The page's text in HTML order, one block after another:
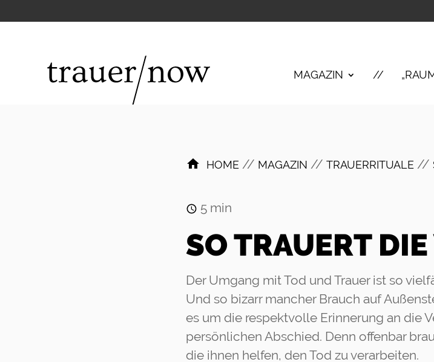
MAGAZIN
HOME // MAGAZIN // TRAUERRITUALE //
5 min
SO TRAUERT
Der Umgang mit Tod und Trauer ist so
Und so bizarr mancher Brauch auf
es um die respektvolle Erinnerung an die
persönlichen Abschied. Denn offenbar
die ihnen helfen, den Tod zu verarbeiten.